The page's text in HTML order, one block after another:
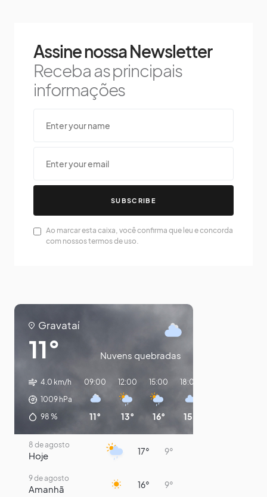
Assine nossa Newsletter
Receba as principais
informações
SUBSCRIBE
Ao marcar esta caixa, você confirma que leu e concorda
com nossos termos de uso.
Gravataí
11° Nuvens quebradas
4.0 km/h
1009 hPa
98 %
09:00
11°
12:00
13°
15:00
16°
18:00
15°
8 de agosto
Hoje 17° 9°
9 de agosto
Amanhã 16° 9°